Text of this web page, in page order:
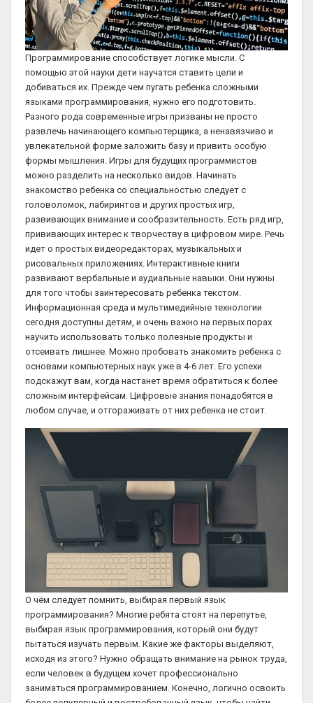
Программирование способствует логике мысли. С
помощью этой науки дети научатся ставить цели и
добиваться их. Прежде чем пугать ребенка сложными
языками программирования, нужно его подготовить.
Разного рода современные игры призваны не просто
развлечь начинающего компьютерщика, а ненавязчиво и
увлекательной форме заложить базу и привить особую
формы мышления. Игры для будущих программистов
можно разделить на несколько видов. Начинать
знакомство ребенка со специальностью следует с
головоломок, лабиринтов и других простых игр,
развивающих внимание и сообразительность. Есть ряд игр,
прививающих интерес к творчеству в цифровом мире. Речь
идет о простых видеоредакторах, музыкальных и
рисовальных приложениях. Интерактивные книги
развивают вербальные и аудиальные навыки. Они нужны
для того чтобы заинтересовать ребенка текстом.
Информационная среда и мультимедийные технологии
сегодня доступны детям, и очень важно на первых порах
научить использовать только полезные продукты и
отсеивать лишнее. Можно пробовать знакомить ребенка с
основами компьютерных наук уже в 4-6 лет. Его успехи
подскажут вам, когда настанет время обратиться к более
сложным интерфейсам. Цифровые знания понадобятся в
любом случае, и отгораживать от них ребенка не стоит.
О чём следует помнить, выбирая первый язык
программирования? Многие ребята стоят на перепутье,
выбирая язык программирования, который они будут
пытаться изучать первым. Какие же факторы выделяют,
исходя из этого? Нужно обращать внимание на рынок труда,
если человек в будущем хочет профессионально
заниматься программированием. Конечно, логично освоить